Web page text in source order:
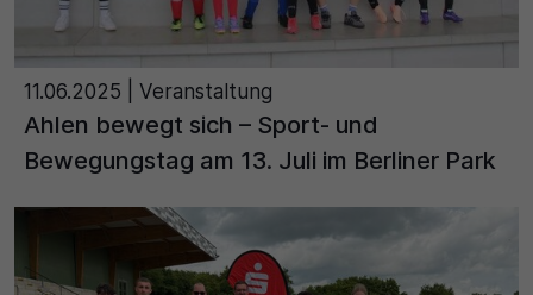
11.06.2025 | Veranstaltung
Ahlen bewegt sich – Sport- und
Bewegungstag am 13. Juli im Berliner Park